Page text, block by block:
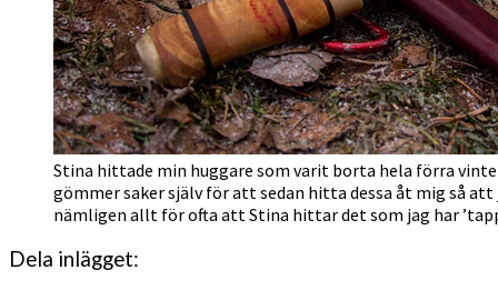
Stina hittade min huggare som varit borta hela förra
gömmer saker själv för att sedan hitta dessa åt mig så
nämligen allt för ofta att Stina hittar det som jag har
Dela inlägget: